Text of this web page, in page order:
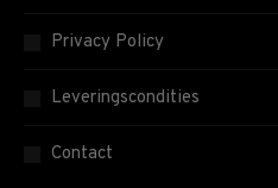
Privacy Policy
Leveringscondities
Contact